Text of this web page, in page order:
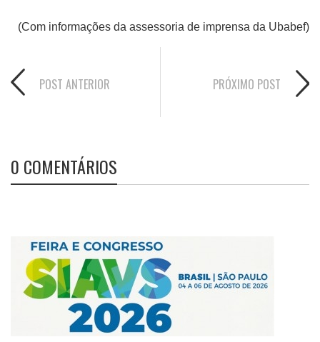
(Com informações da assessoria de imprensa da Ubabef)
POST ANTERIOR PRÓXIMO POST
0 COMENTÁRIOS